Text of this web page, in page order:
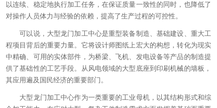
以连续、稳定地执行加工任务，在保证质量一致性的同时，也降低了
对操作人员体力与经验的依赖，提高了生产过程的可控性。
可以说，大型龙门加工中心是重型装备制造、基础建设、重大工
程项目背后的重要力量。它将设计师图纸上宏大的构想，转化为现实
中精确、可用的实体部件，为桥梁、飞机、发电设备等产品的制造提
供了基础性的工艺手段。从风电领域的大型底座到印刷机械的墙板，
其应用遍及国民经济的重要部门。
大型龙门加工中心作为一类重要的工业母机，以其结构形式和综